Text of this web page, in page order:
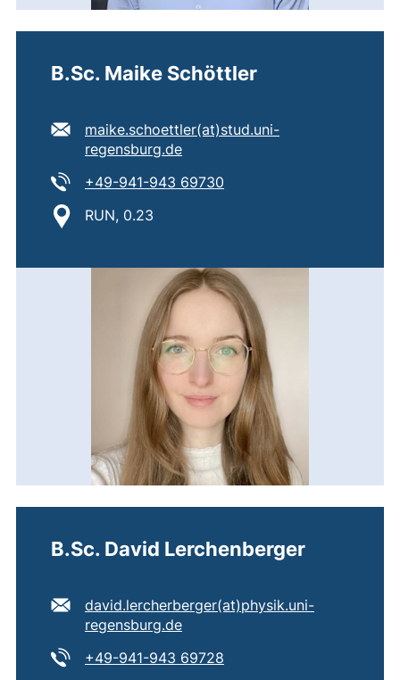
B.Sc. Maike Schöttler
E-Mail Adresse:
maike.schoettler​(at)​stud.uni-
regensburg.de(öffnet Ihr E-Mail-Programm)
Tel:
+49-941-943 69730
Standort:
RUN, 0.23
B.Sc. David Lerchenberger
E-Mail Adresse:
david.lercherberger​(at)​physik.uni-
regensburg.de(öffnet Ihr E-Mail-Programm)
Tel:
+49-941-943 69728